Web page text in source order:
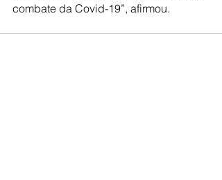
combate da Covid-19”, afirmou.